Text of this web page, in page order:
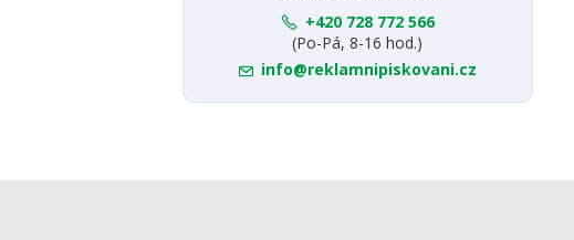
+420 728 772 566
(Po-Pá, 8-16 hod.)
info@reklamnipiskovani.cz